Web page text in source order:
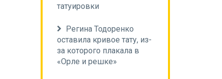
татуировки
Регина Тодоренко
оставила кривое тату, из-
за которого плакала в
«Орле и решке»